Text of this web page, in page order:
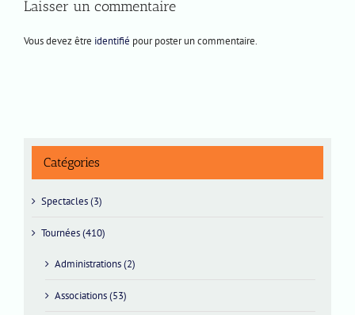
Laisser un commentaire
Vous devez être identifié pour poster un commentaire.
Catégories
Spectacles (3)
Tournées (410)
Administrations (2)
Associations (53)